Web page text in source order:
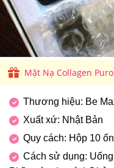
Mặt Nạ Collagen
Thương hiệu: Be
Xuất xứ: Nhật Bản
Quy cách: Hộp 10
Cách sử dụng: